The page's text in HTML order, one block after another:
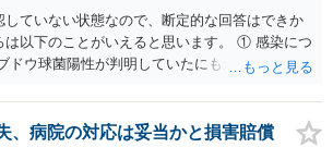
していない状態なので、断定的な回答はできか
は以下のことがいえると思います。 ① 感染につ
ドウ球菌陽性が判明していたにもかかわらず、
相当でないと判断された場合には、相手方の
があります。 当時の標準的な医療水準につい
があると思います。 ② 肋軟骨採取について
、病院の対応は妥当かと損害賠償